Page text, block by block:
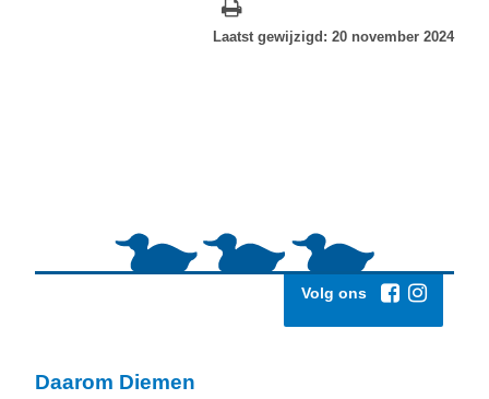
Laatst gewijzigd: 20 november 2024
Volg ons
Daarom Diemen